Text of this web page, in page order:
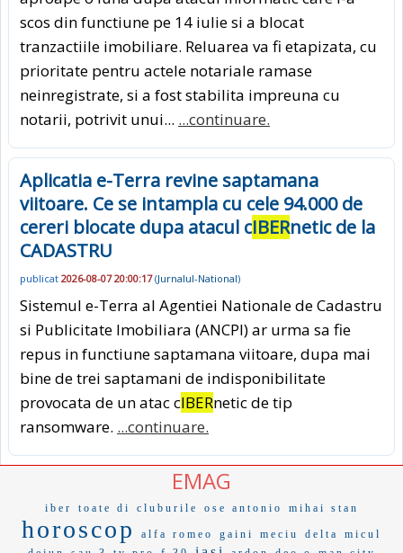
scos din functiune pe 14 iulie si a blocat
tranzactiile imobiliare. Reluarea va fi etapizata, cu
prioritate pentru actele notariale ramase
neinregistrate, si a fost stabilita impreuna cu
notarii, potrivit unui... ...continuare.
Aplicatia e-Terra revine saptamana
viitoare. Ce se intampla cu cele 94.000 de
cereri blocate dupa atacul cIBERnetic de la
CADASTRU
publicat 2026-08-07 20:00:17(Jurnalul-National)
Sistemul e-Terra al Agentiei Nationale de Cadastru
si Publicitate Imobiliara (ANCPI) ar urma sa fie
repus in functiune saptamana viitoare, dupa mai
bine de trei saptamani de indisponibilitate
provocata de un atac cIBERnetic de tip
ransomware. ...continuare.
EMAG
iber toate di cluburile ose antonio mihai stan
horoscop alfa romeo gaini meciu delta
micul